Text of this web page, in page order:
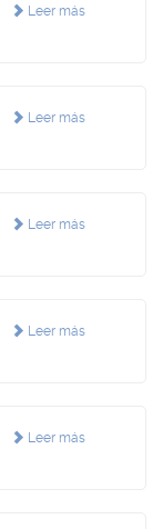
Leer más
Leer más
Leer más
Leer más
Leer más